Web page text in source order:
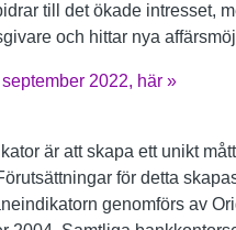
till det ökade intresset,
och hittar nya
2022, här »
är att skapa ett unikt
för detta
genomförs av